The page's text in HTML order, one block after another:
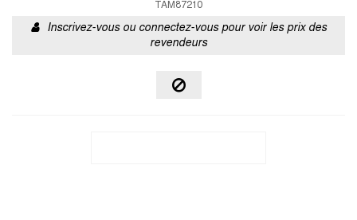
TAM87210
Inscrivez-vous ou connectez-vous pour voir les prix des
revendeurs